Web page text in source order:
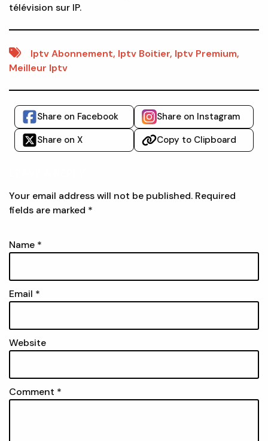
télévision sur IP.
Iptv Abonnement, Iptv Boitier, Iptv Premium,
Meilleur Iptv
Share on Facebook
Share on Instagram
Share on X
Copy to Clipboard
Your email address will not be published. Required
fields are marked *
Name *
Email *
Website
Comment *